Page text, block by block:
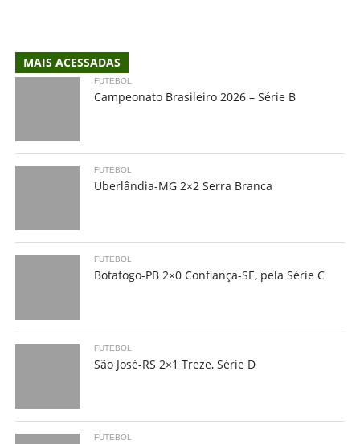
MAIS ACESSADAS
FUTEBOL
Campeonato Brasileiro 2026 – Série B
FUTEBOL
Uberlândia-MG 2×2 Serra Branca
FUTEBOL
Botafogo-PB 2×0 Confiança-SE, pela Série C
FUTEBOL
São José-RS 2×1 Treze, Série D
FUTEBOL